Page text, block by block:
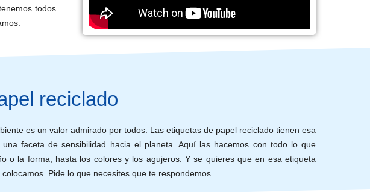
todos.
reciclado
es un valor admirado por todos. Las etiquetas de papel reciclado tienen esa
faceta de sensibilidad hacia el planeta. Aquí las hacemos con todo lo que
o la forma, hasta los colores y los agujeros. Y se quieres que en esa etiqueta
Pide lo que necesites que te respondemos.